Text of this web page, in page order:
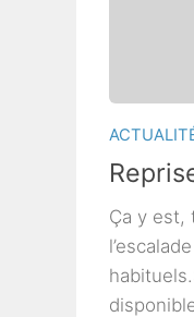
Ça y est,